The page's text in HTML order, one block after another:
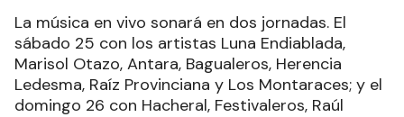
La música en vivo sonará en dos jornadas. El
sábado 25 con los artistas Luna Endiablada,
Marisol Otazo, Antara, Bagualeros, Herencia
Ledesma, Raíz Provinciana y Los Montaraces; y el
domingo 26 con Hacheral, Festivaleros, Raúl